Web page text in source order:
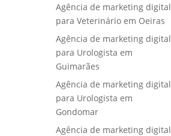
Agência de marketing digital
para Veterinário em Oeiras
Agência de marketing digital
para Urologista em
Guimarães
Agência de marketing digital
para Urologista em
Gondomar
Agência de marketing digital